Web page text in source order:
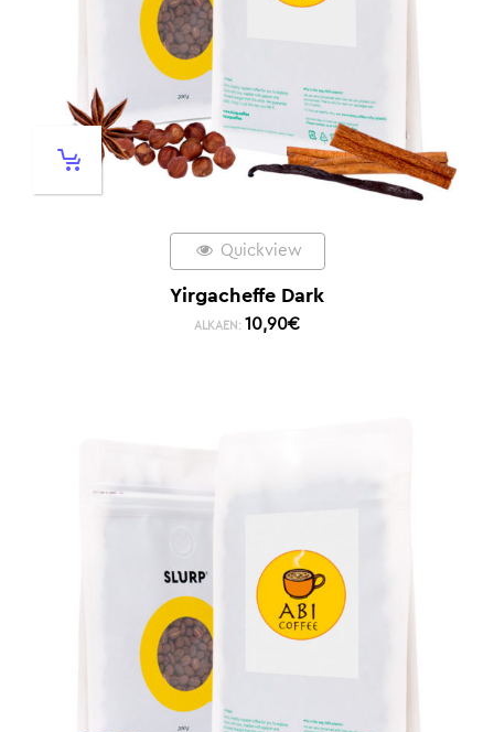
Quickview
Yirgacheffe Dark
ALKAEN: 10,90€